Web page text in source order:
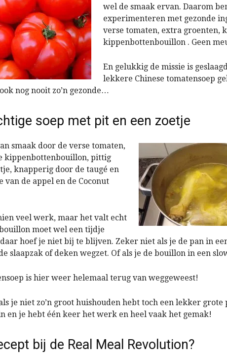
wel de smaak ervan. Daarom
experimenteren met gezonde
verse tomaten, extra groenten,
kippenbottenbouillon . Geen
En gelukkig de missie is
lekkere Chinese tomatensoep
nog nooit zo’n gezonde…
soep met pit en een zoetje
smaak door de verse tomaten,
kippenbottenbouillon, pittig
knapperig door de taugé en
van de appel en de Coconut
veel werk, maar het valt echt
moet wel een tijdje
hoef je niet bij te blijven. Zeker niet als je de pan in
slaapzak of deken wegzet. Of als je de bouillon in een
is hier weer helemaal terug van weggeweest!
je niet zo’n groot huishouden hebt toch een lekker grote
en je hebt één keer het werk en heel vaak het gemak!
bij de Real Meal Revolution?